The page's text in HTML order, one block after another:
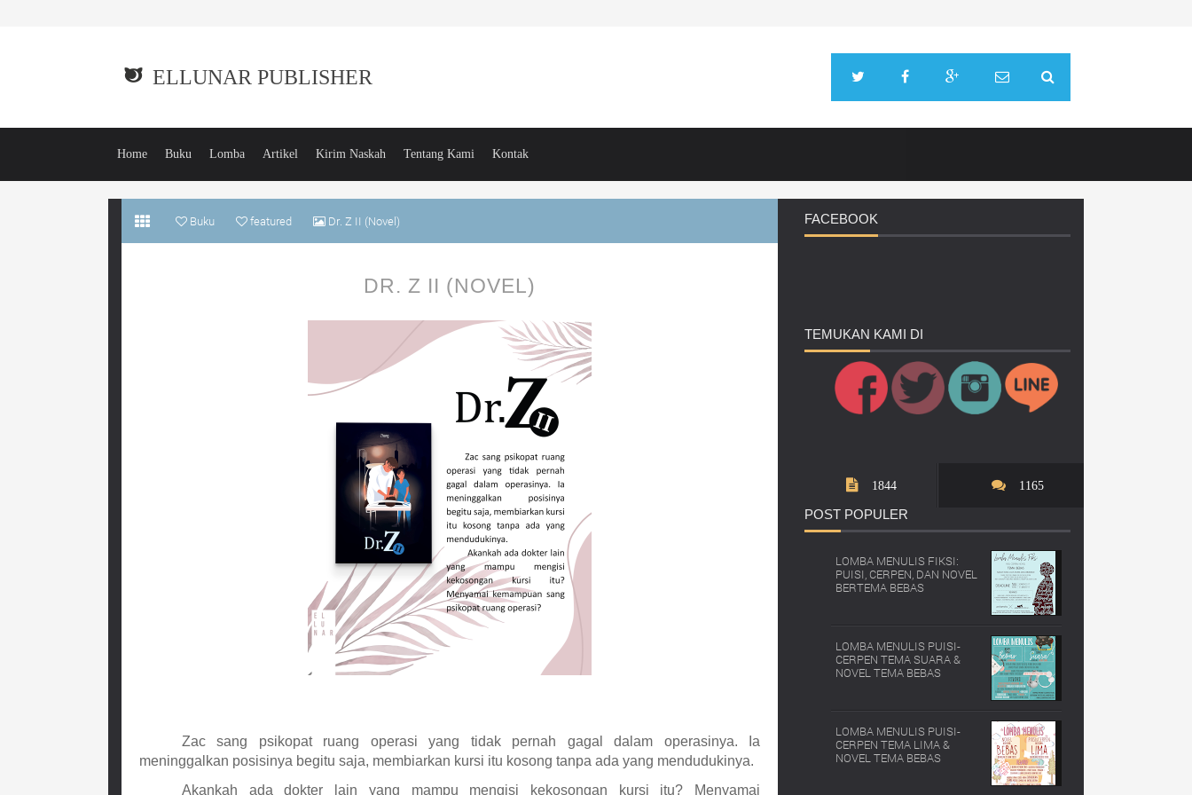
ELLUNAR PUBLISHER
Home Buku Lomba Artikel Kirim Naskah Tentang Kami Kontak
Buku featured Dr. Z II (Novel)
DR. Z II (NOVEL)
Zac sang psikopat ruang operasi yang tidak pernah gagal dalam operasinya. Ia
meninggalkan posisinya begitu saja, membiarkan kursi itu kosong tanpa ada yang mendudukinya.
Akankah ada dokter lain yang mampu mengisi kekosongan kursi itu? Menyamai
FACEBOOK
TEMUKAN KAMI DI
1844 1165
POST POPULER
LOMBA MENULIS FIKSI:
PUISI, CERPEN, DAN NOVEL
BERTEMA BEBAS
LOMBA MENULIS PUISI-
CERPEN TEMA SUARA &
NOVEL TEMA BEBAS
LOMBA MENULIS PUISI-
CERPEN TEMA LIMA &
NOVEL TEMA BEBAS